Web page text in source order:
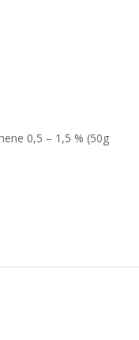
0,5 – 1,5 % (50g